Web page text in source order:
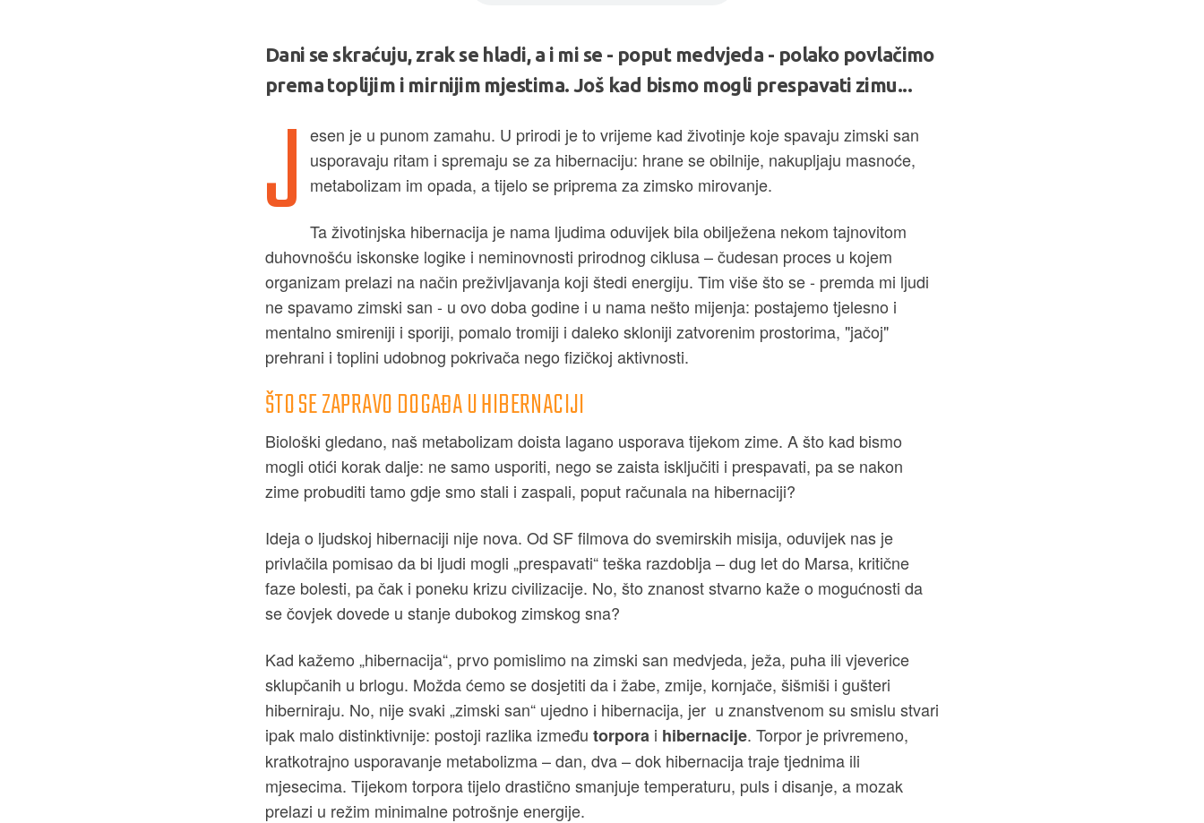
Dani se skraćuju, zrak se hladi, a i mi se - poput medvjeda - polako povlačimo
prema toplijim i mirnijim mjestima. Još kad bismo mogli prespavati zimu...
J esen je u punom zamahu. U prirodi je to vrijeme kad životinje koje spavaju zimski san
usporavaju ritam i spremaju se za hibernaciju: hrane se obilnije, nakupljaju masnoće,
metabolizam im opada, a tijelo se priprema za zimsko mirovanje.
Ta životinjska hibernacija je nama ljudima oduvijek bila obilježena nekom tajnovitom
duhovnošću iskonske logike i neminovnosti prirodnog ciklusa – čudesan proces u kojem
organizam prelazi na način preživljavanja koji štedi energiju. Tim više što se - premda mi ljudi
ne spavamo zimski san - u ovo doba godine i u nama nešto mijenja: postajemo tjelesno i
mentalno smireniji i sporiji, pomalo tromiji i daleko skloniji zatvorenim prostorima, "jačoj"
prehrani i toplini udobnog pokrivača nego fizičkoj aktivnosti.
ŠTO SE ZAPRAVO DOGAĐA U HIBERNACIJI
Biološki gledano, naš metabolizam doista lagano usporava tijekom zime. A što kad bismo
mogli otići korak dalje: ne samo usporiti, nego se zaista isključiti i prespavati, pa se nakon
zime probuditi tamo gdje smo stali i zaspali, poput računala na hibernaciji?
Ideja o ljudskoj hibernaciji nije nova. Od SF filmova do svemirskih misija, oduvijek nas je
privlačila pomisao da bi ljudi mogli „prespavati“ teška razdoblja – dug let do Marsa, kritične
faze bolesti, pa čak i poneku krizu civilizacije. No, što znanost stvarno kaže o mogućnosti da
se čovjek dovede u stanje dubokog zimskog sna?
Kad kažemo „hibernacija“, prvo pomislimo na zimski san medvjeda, ježa, puha ili vjeverice
sklupčanih u brlogu. Možda ćemo se dosjetiti da i žabe, zmije, kornjače, šišmiši i gušteri
hiberniraju. No, nije svaki „zimski san“ ujedno i hibernacija, jer u znanstvenom su smislu stvari
ipak malo distinktivnije: postoji razlika između torpora i hibernacije. Torpor je privremeno,
kratkotrajno usporavanje metabolizma – dan, dva – dok hibernacija traje tjednima ili
mjesecima. Tijekom torpora tijelo drastično smanjuje temperaturu, puls i disanje, a mozak
prelazi u režim minimalne potrošnje energije.